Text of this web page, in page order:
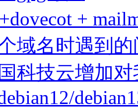
+
域名时遇到
科技云增加